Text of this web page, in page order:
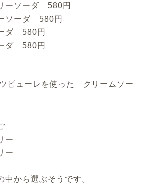
ーソーダ 580円
ソーダ 580円
ダ 580円
ダ 580円
ピューレを使った クリームソー
ー
ー
から選ぶそうです。